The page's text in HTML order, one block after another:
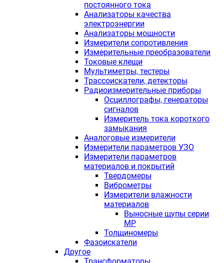
постоянного тока
Анализаторы качества
электроэнергии
Анализаторы мощности
Измерители сопротивления
Измерительные преобразователи
Токовые клещи
Мультиметры, тестеры
Трассоискатели, детекторы
Радиоизмерительные приборы
Осциллографы, генераторы
сигналов
Измеритель тока короткого
замыкания
Аналоговые измерители
Измерители параметров УЗО
Измерители параметров
материалов и покрытий
Твердомеры
Виброметры
Измерители влажности
материалов
Выносные щупы серии
МР
Толщиномеры
Фазоискатели
Другое